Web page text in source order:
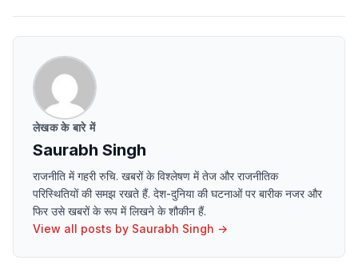
लेखक के बारे में
Saurabh Singh
राजनीति में गहरी रुचि. खबरों के विश्लेषण में तेज और राजनीतिक
परिस्थितियों की समझ रखते हैं. देश-दुनिया की घटनाओं पर बारीक नजर और
फिर उसे खबरों के रूप में लिखने के शौकीन हैं.
View all posts by Saurabh Singh →